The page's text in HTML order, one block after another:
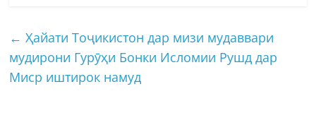
← Ҳайати Тоҷикистон дар мизи мудаввари
мудирони Гурӯҳи Бонки Исломии Рушд дар
Миср иштирок намуд